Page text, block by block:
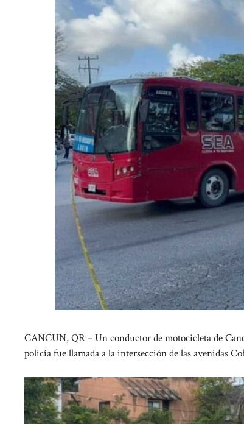
CANCUN, QR – Un conductor de motocicleta de
policía fue llamada a la intersección de las avenidas